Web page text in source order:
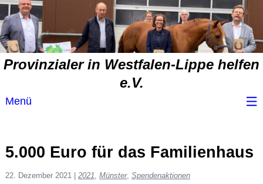
Provinzialer in Westfalen-Lippe helfen
e.V.
Menü
Service
5.000 Euro für das Familienhaus
22. Dezember 2021 | 2021 Münster, Spendenaktionen